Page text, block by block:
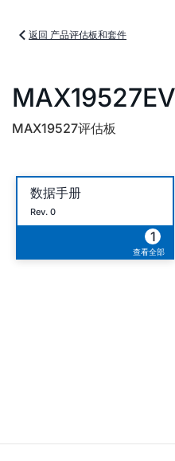
返回 产品评估板和套件
MAX19527评估板
数据手册
Rev. 0
1
查看全部